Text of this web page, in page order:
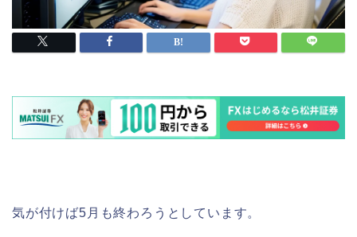
気が付けば5月も終わろうとしています。